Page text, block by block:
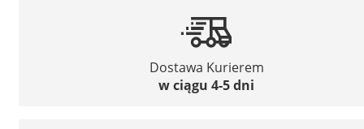
Dostawa Kurierem
w ciągu 4-5 dni